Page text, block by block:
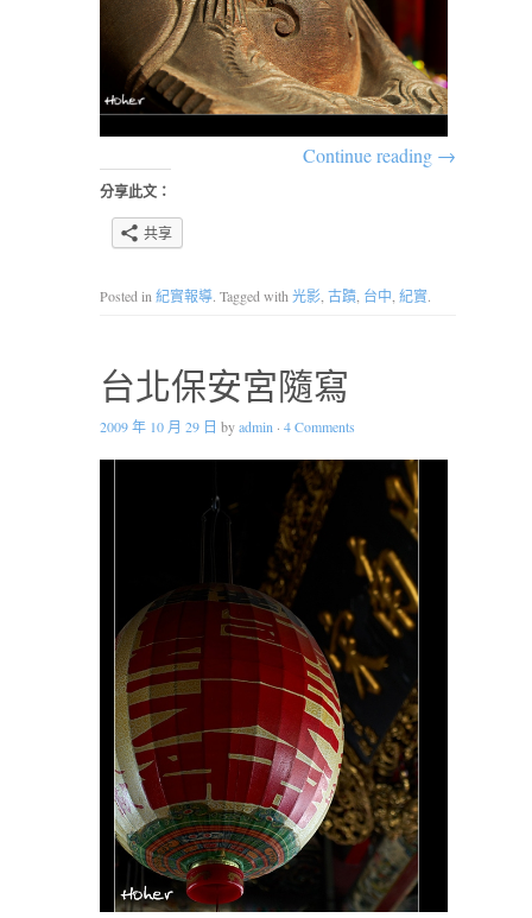
Continue reading →
分享此文：
共享
Posted in 紀實報導. Tagged with 光影 古蹟 台中 紀實.
台北保安宮隨寫
2009 年 10 月 29 日 byadmin · 4 Comments